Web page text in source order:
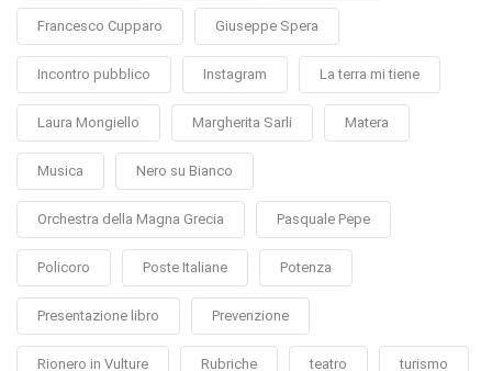
Francesco Cupparo Giuseppe Spera
Incontro pubblico Instagram La terra mi tiene
Laura Mongiello Margherita Sarli Matera
Musica Nero su Bianco
Orchestra della Magna Grecia Pasquale Pepe
Policoro Poste Italiane Potenza
Presentazione libro Prevenzione
Rionero in Vulture Rubriche teatro turismo